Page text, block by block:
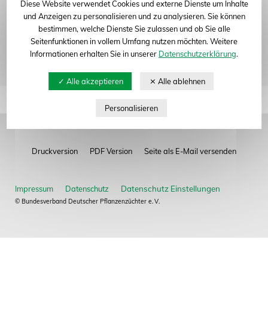
Impressum Datenschutz
Diese Website verwendet Cookies und externe Dienste um Inhalte
und Anzeigen zu personalisieren und zu analysieren. Sie können
bestimmen, welche Dienste Sie zulassen und ob Sie alle
Seitenfunktionen in vollem Umfang nutzen möchten. Weitere
Informationen erhalten Sie in unserer Datenschutzerklärung.
© Bundesverband Deutscher Pflanzenzüchter e. V.